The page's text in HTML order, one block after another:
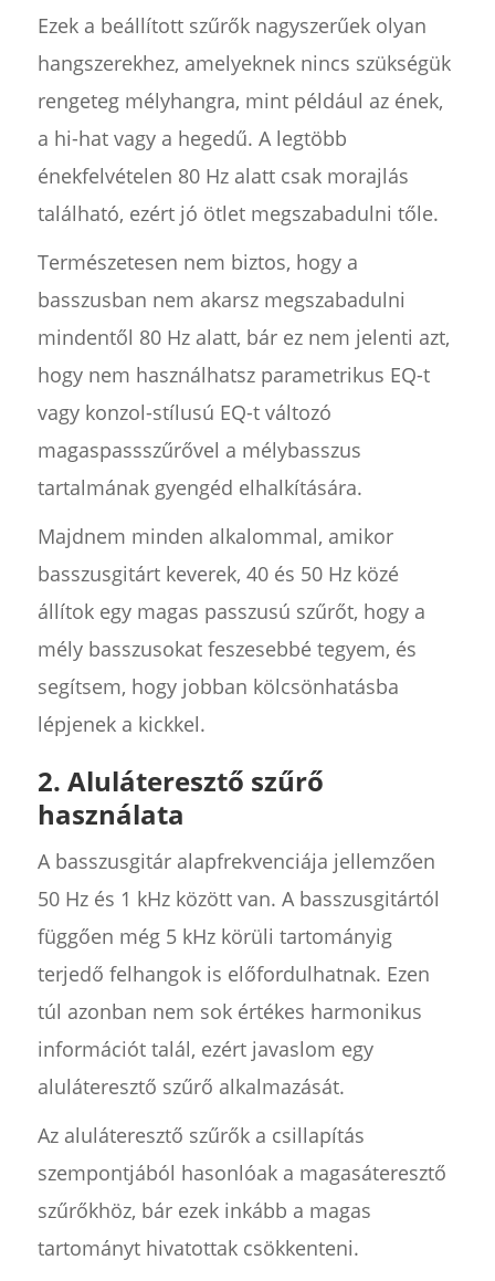
Ezek a beállított szűrők nagyszerűek olyan
hangszerekhez, amelyeknek nincs szükségük
rengeteg mélyhangra, mint például az ének,
a hi-hat vagy a hegedű. A legtöbb
énekfelvételen 80 Hz alatt csak morajlás
található, ezért jó ötlet megszabadulni tőle.
Természetesen nem biztos, hogy a
basszusban nem akarsz megszabadulni
mindentől 80 Hz alatt, bár ez nem jelenti azt,
hogy nem használhatsz parametrikus EQ-t
vagy konzol-stílusú EQ-t változó
magaspassszűrővel a mélybasszus
tartalmának gyengéd elhalkítására.
Majdnem minden alkalommal, amikor
basszusgitárt keverek, 40 és 50 Hz közé
állítok egy magas passzusú szűrőt, hogy a
mély basszusokat feszesebbé tegyem, és
segítsem, hogy jobban kölcsönhatásba
lépjenek a kickkel.
2. Aluláteresztő szűrő
használata
A basszusgitár alapfrekvenciája jellemzően
50 Hz és 1 kHz között van. A basszusgitártól
függően még 5 kHz körüli tartományig
terjedő felhangok is előfordulhatnak. Ezen
túl azonban nem sok értékes harmonikus
információt talál, ezért javaslom egy
aluláteresztő szűrő alkalmazását.
Az aluláteresztő szűrők a csillapítás
szempontjából hasonlóak a magasáteresztő
szűrőkhöz, bár ezek inkább a magas
tartományt hivatottak csökkenteni.